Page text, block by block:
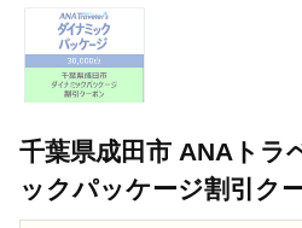
千葉県成田市 ANAトラ
ックパッケージ割引ク